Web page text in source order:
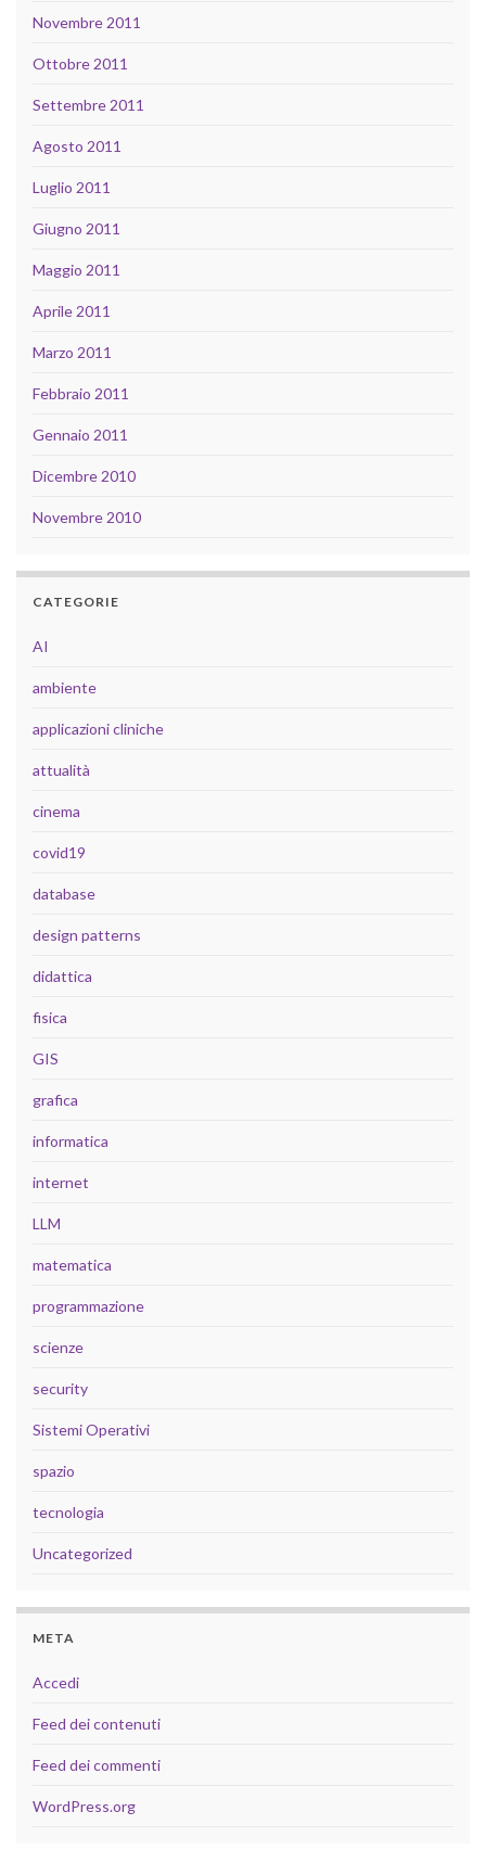
Novembre 2011
Ottobre 2011
Settembre 2011
Agosto 2011
Luglio 2011
Giugno 2011
Maggio 2011
Aprile 2011
Marzo 2011
Febbraio 2011
Gennaio 2011
Dicembre 2010
Novembre 2010
CATEGORIE
AI
ambiente
applicazioni cliniche
attualità
cinema
covid19
database
design patterns
didattica
fisica
GIS
grafica
informatica
internet
LLM
matematica
programmazione
scienze
security
Sistemi Operativi
spazio
tecnologia
Uncategorized
META
Accedi
Feed dei contenuti
Feed dei commenti
WordPress.org